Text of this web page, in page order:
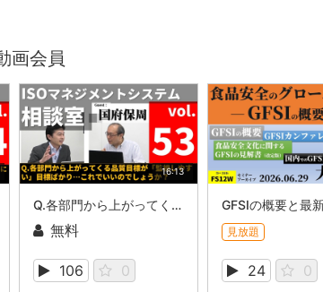
画会員
16:13
Q.各部門から上がってくる品質目標が「監視しやすい」目標ばかり…これでいいのでしょうか？（ISOマネジメントシステム相談室・相談室第53回）
無料
106 0
見放題
24 0